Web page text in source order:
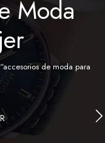
Moda
de moda para